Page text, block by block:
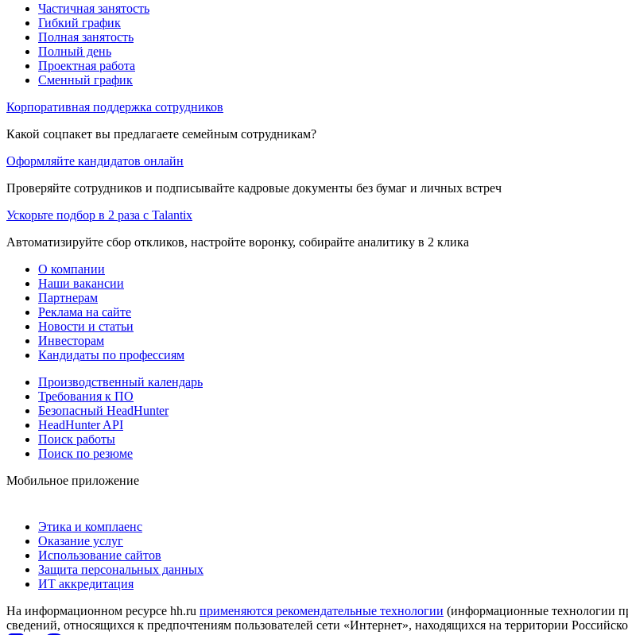
Частичная занятость
Гибкий график
Полная занятость
Полный день
Проектная работа
Сменный график
Корпоративная поддержка сотрудников
Какой соцпакет вы предлагаете семейным сотрудникам?
Оформляйте кандидатов онлайн
Проверяйте сотрудников и подписывайте кадровые документы без бумаг и личных встреч
Ускорьте подбор в 2 раза с Talantix
Автоматизируйте сбор откликов, настройте воронку, собирайте аналитику в 2 клика
О компании
Наши вакансии
Партнерам
Реклама на сайте
Новости и статьи
Инвесторам
Кандидаты по профессиям
Производственный календарь
Требования к ПО
Безопасный HeadHunter
HeadHunter API
Поиск работы
Поиск по резюме
Мобильное приложение
Этика и комплаенс
Оказание услуг
Использование сайтов
Защита персональных данных
ИТ аккредитация
На информационном ресурсе hh.ru применяются рекомендательные технологии (информационные технологии
сведений, относящихся к предпочтениям пользователей сети «Интернет», находящихся на территории